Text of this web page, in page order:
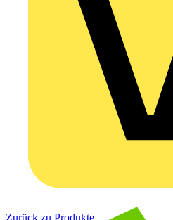
Zurück zu Produkte